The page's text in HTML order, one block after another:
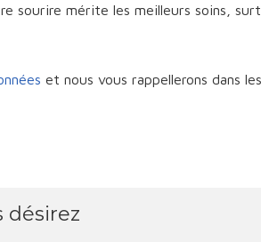
sourire mérite les meilleurs soins,
et nous vous rappellerons dans
désirez